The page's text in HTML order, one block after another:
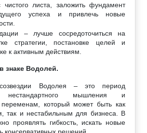
чистого листа, заложить фундамент
успеха и привлечь новые
– лучше сосредоточиться на
стратегии, постановке целей и
к активным действиям.
знаке Водолей.
Водолея – это период
нестандартного мышления и
который может быть как
так и нестабильным для бизнеса. В
проявлять гибкость, искать новые
консервативных решений.